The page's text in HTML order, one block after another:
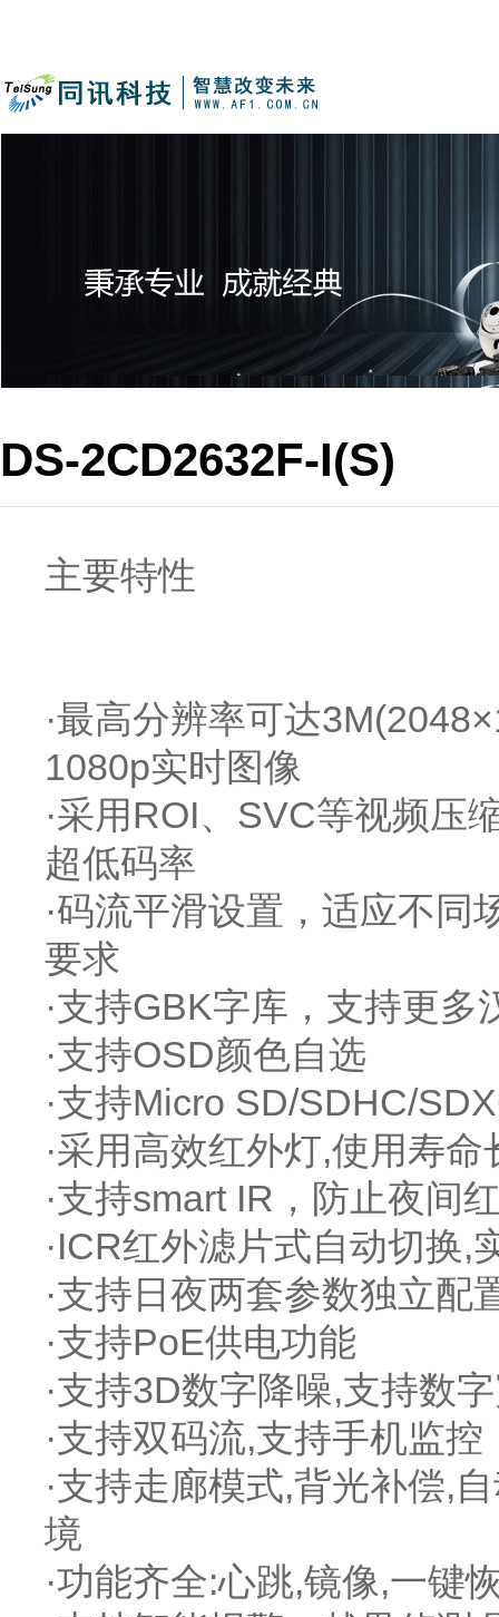
DS-2CD2632F-I(S)
主要特性
·最高分辨率可达
1080p实时图像
·采用ROI、SVC等视频压
超低码率
·码流平滑设置，适应不
要求
·支持GBK字库，支持更多
·支持OSD颜色自选
·支持Micro SD/SDHC/
·采用高效红外灯,使用寿
·支持smart IR，防止夜间
·ICR红外滤片式自动切换,
·支持日夜两套参数独立配
·支持PoE供电功能
·支持3D数字降噪,支持数
·支持双码流,支持手机监控
·支持走廊模式,背光补偿,
境
·功能齐全:心跳,镜像,一键